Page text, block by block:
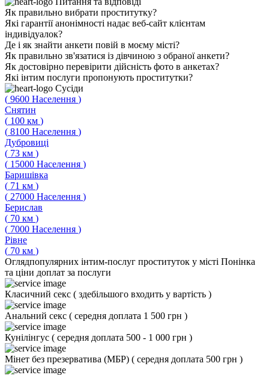
Як правильно вибрати проститутку?
Які гарантії анонімності надає веб-сайт клієнтам
індивідуалок?
Де і як знайти анкети повій в моєму місті?
Як правильно зв'язатися із дівчиною з обраної анкети?
Як достовірно перевірити дійсність фото в анкетах?
Які інтим послуги пропонують проститутки?
Сусіди
( 9600 Населення )
Снятин
( 100 км )
( 8100 Населення )
Дубровиці
( 73 км )
( 15000 Населення )
Баришівка
( 71 км )
( 27000 Населення )
Берислав
( 70 км )
( 7000 Населення )
Рівне
( 70 км )
Оглядпопулярних інтим-послуг проституток у місті Понінка
та ціни доплат за послуги
Класичний секс ( здебільшого входить у вартість )
Анальний секс ( середня доплата 1 500 грн )
Кунілінгус ( середня доплата 500 - 1 000 грн )
Мінет без презерватива (МБР) ( середня доплата 500 грн )